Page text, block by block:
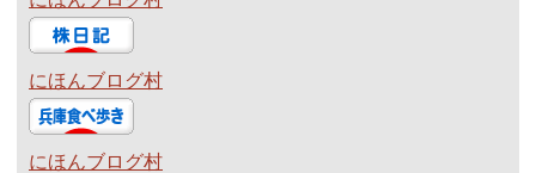
にほんブログ村
にほんブログ村